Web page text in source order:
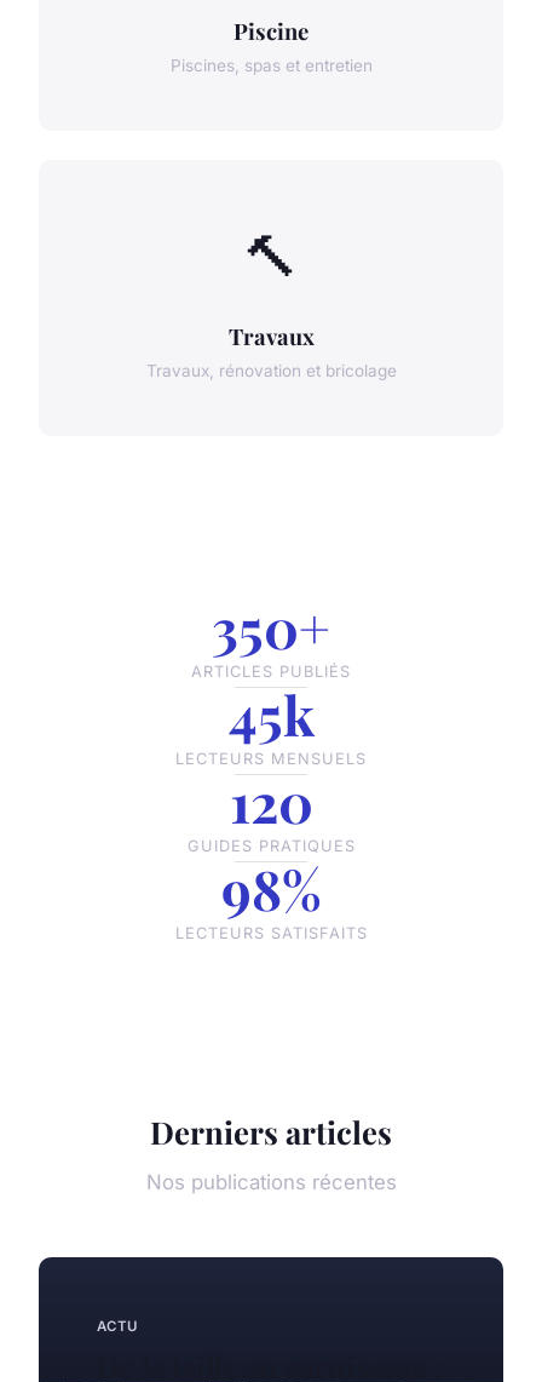
Piscine
Piscines, spas et entretien
🔨
Travaux
Travaux, rénovation et bricolage
350+
ARTICLES PUBLIÉS
45k
LECTEURS MENSUELS
120
GUIDES PRATIQUES
98%
LECTEURS SATISFAITS
Derniers articles
Nos publications récentes
ACTU